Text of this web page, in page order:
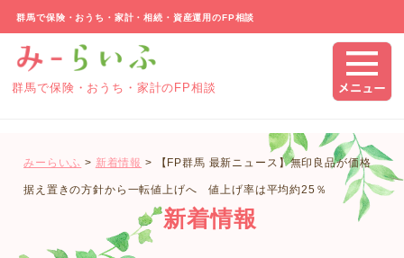
群馬で保険・おうち・家計・相続・資産運用のFP相談
群馬で保険・おうち・家計のFP相談
みーらいふ > 新着情報 > 【FP群馬 最新ニュース】無印良品が価格
据え置きの方針から一転値上げへ 値上げ率は平均約25％
新着情報